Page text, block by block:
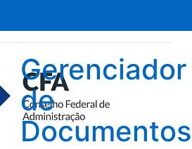
Gerenciador
de
Documentos